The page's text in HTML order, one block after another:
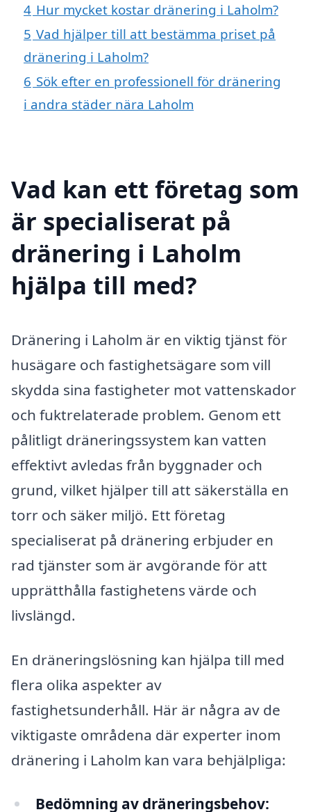
4 Hur mycket kostar dränering i Laholm?
5 Vad hjälper till att bestämma priset på
dränering i Laholm?
6 Sök efter en professionell för dränering
i andra städer nära Laholm
Vad kan ett företag som
är specialiserat på
dränering i Laholm
hjälpa till med?
Dränering i Laholm är en viktig tjänst för
husägare och fastighetsägare som vill
skydda sina fastigheter mot vattenskador
och fuktrelaterade problem. Genom ett
pålitligt dräneringssystem kan vatten
effektivt avledas från byggnader och
grund, vilket hjälper till att säkerställa en
torr och säker miljö. Ett företag
specialiserat på dränering erbjuder en
rad tjänster som är avgörande för att
upprätthålla fastighetens värde och
livslängd.
En dräneringslösning kan hjälpa till med
flera olika aspekter av
fastighetsunderhåll. Här är några av de
viktigaste områdena där experter inom
dränering i Laholm kan vara behjälpliga:
Bedömning av dräneringsbehov: